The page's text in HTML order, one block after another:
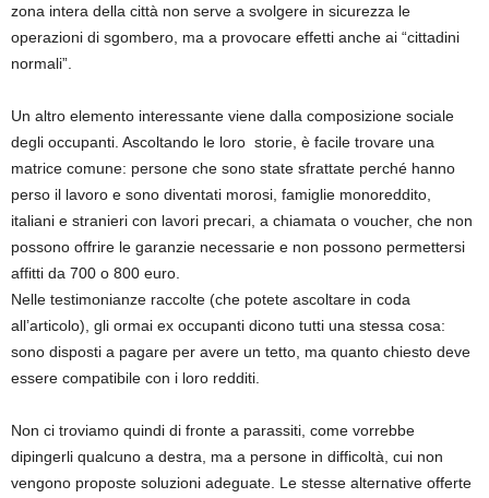
zona intera della città non serve a svolgere in sicurezza le
operazioni di sgombero, ma a provocare effetti anche ai “cittadini
normali”.
Un altro elemento interessante viene dalla composizione sociale
degli occupanti. Ascoltando le loro storie, è facile trovare una
matrice comune: persone che sono state sfrattate perché hanno
perso il lavoro e sono diventati morosi, famiglie monoreddito,
italiani e stranieri con lavori precari, a chiamata o voucher, che non
possono offrire le garanzie necessarie e non possono permettersi
affitti da 700 o 800 euro.
Nelle testimonianze raccolte (che potete ascoltare in coda
all’articolo), gli ormai ex occupanti dicono tutti una stessa cosa:
sono disposti a pagare per avere un tetto, ma quanto chiesto deve
essere compatibile con i loro redditi.
Non ci troviamo quindi di fronte a parassiti, come vorrebbe
dipingerli qualcuno a destra, ma a persone in difficoltà, cui non
vengono proposte soluzioni adeguate. Le stesse alternative offerte